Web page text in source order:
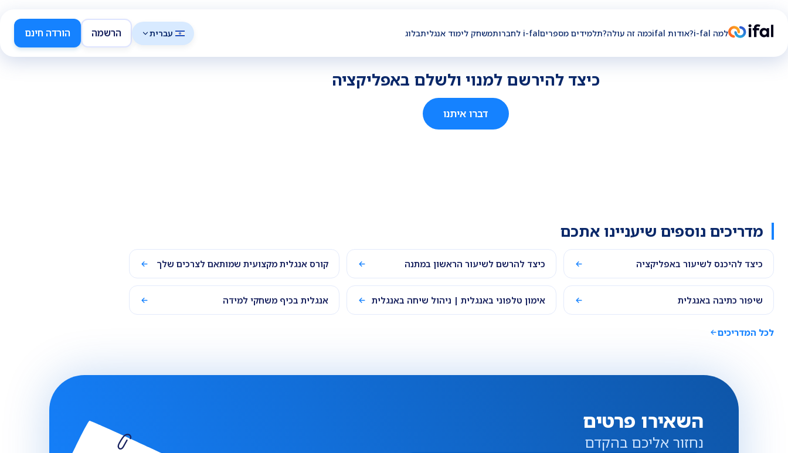
למה i-fal? אודות ifal כמה זה עולה?תלמידים מספריםi-fal לחברות משחק לימוד אנגליתבלוג עברית הרשמה הורדה חינם
כיצד להירשם למנוי ולשלם באפליקציה
דברו איתנו
מדריכים נוספים שיעניינו אתכם
כיצד להיכנס לשיעור באפליקציה כיצד להרשם לשיעור הראשון במתנה קורס אנגלית מקצועית שמותאם לצרכים שלך
שיפור כתיבה באנגלית אימון טלפוני באנגלית | ניהול שיחה באנגלית אנגלית בכיף משחקי למידה
לכל המדריכים
השאירו פרטים
נחזור אליכם בהקדם